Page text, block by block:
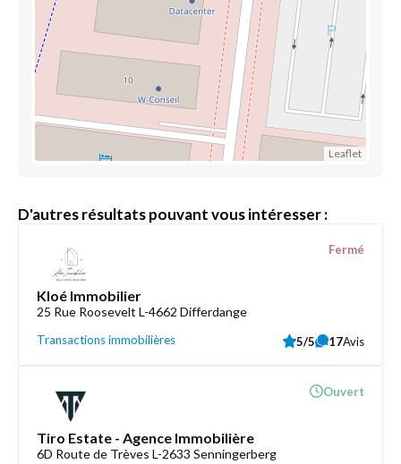
Leaflet
D'autres résultats pouvant vous intéresser :
Kloé Immobilier
25 Rue Roosevelt L-4662 Differdange
Transactions immobilières
Fermé
5/5 17Avis
Tiro Estate - Agence Immobilière
6D Route de Trèves L-2633 Senningerberg
Ouvert